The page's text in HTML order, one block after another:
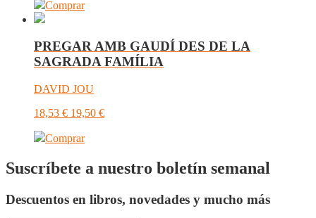
Comprar
PREGAR AMB GAUDÍ DES DE LA
SAGRADA FAMÍLIA
DAVID JOU
18,53 € 19,50 €
Comprar
Suscríbete a nuestro boletín semanal
Descuentos en libros, novedades y mucho más